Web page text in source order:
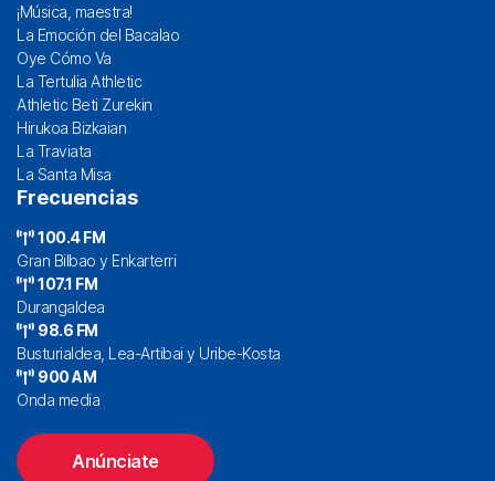
¡Música, maestra!
La Emoción del Bacalao
Oye Cómo Va
La Tertulia Athletic
Athletic Beti Zurekin
Hirukoa Bizkaian
La Traviata
La Santa Misa
Frecuencias
100.4 FM
Gran Bilbao y Enkarterri
107.1 FM
Durangaldea
98.6 FM
Busturialdea, Lea-Artibai y Uribe-Kosta
900 AM
Onda media
Anúnciate